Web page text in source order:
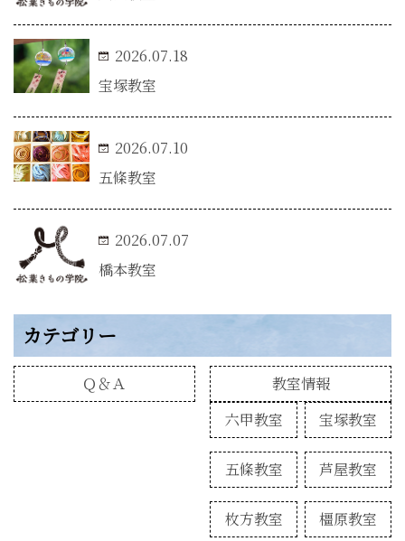
宝塚教室
2026.07.18
五條教室
2026.07.10
橋本教室
2026.07.07
カテゴリー
Ｑ＆Ａ
教室情報
六甲教室
宝塚教室
五條教室 芦屋教室
枚方教室 橿原教室